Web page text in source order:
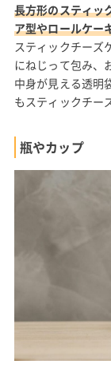
長方形のスティッ
ア型やロールケー
スティックチーズ
にねじって包み、
中身が見える透明
もスティックチー
瓶やカップ